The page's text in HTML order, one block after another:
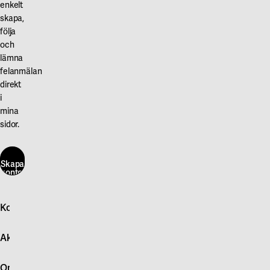
enkelt
skapa,
följa
och
lämna
felanmälan
direkt
i
mina
sidor.
Skapa
konto
Skapa
här
Kontakta oss
Snabb felanmälan
Aktuellt